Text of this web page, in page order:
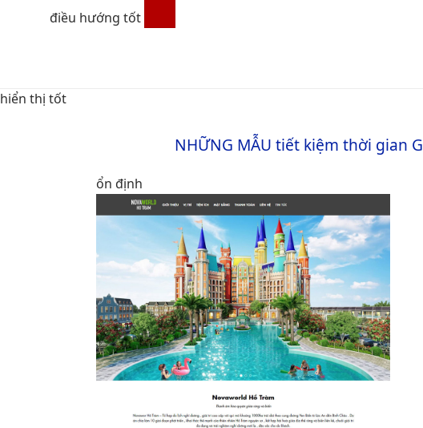
điều hướng tốt
hiển thị tốt
NHỮNG MẪU tiết kiệm thời gian
ổn định